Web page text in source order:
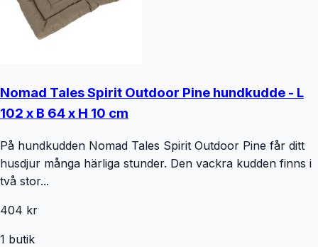
Nomad Tales Spirit Outdoor Pine hundkudde - L
102 x B 64 x H 10 cm
På hundkudden Nomad Tales Spirit Outdoor Pine får ditt
husdjur många härliga stunder. Den vackra kudden finns i
två stor...
404 kr
1 butik